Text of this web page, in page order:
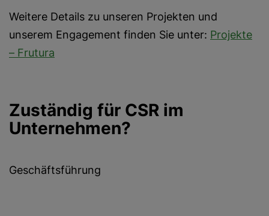
Weitere Details zu unseren Projekten und
unserem Engagement finden Sie unter: Projekte
– Frutura
Zuständig für CSR im
Unternehmen?
Geschäftsführung